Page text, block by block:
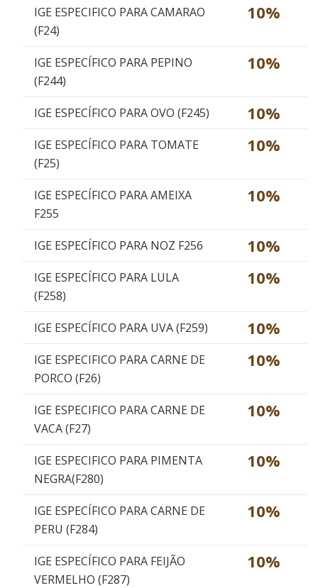
IGE ESPECIFICO PARA CAMARAO
(F24)
10%
IGE ESPECÍFICO PARA PEPINO
(F244)
10%
IGE ESPECÍFICO PARA OVO (F245) 10%
IGE ESPECÍFICO PARA TOMATE
(F25)
10%
IGE ESPECÍFICO PARA AMEIXA
F255
10%
IGE ESPECÍFICO PARA NOZ F256 10%
IGE ESPECÍFICO PARA LULA
(F258)
10%
IGE ESPECÍFICO PARA UVA (F259) 10%
IGE ESPECIFICO PARA CARNE DE
PORCO (F26)
10%
IGE ESPECIFICO PARA CARNE DE
VACA (F27)
10%
IGE ESPECIFICO PARA PIMENTA
NEGRA(F280)
10%
IGE ESPECÍFICO PARA CARNE DE
PERU (F284)
10%
IGE ESPECÍFICO PARA FEIJÃO
VERMELHO (F287)
10%